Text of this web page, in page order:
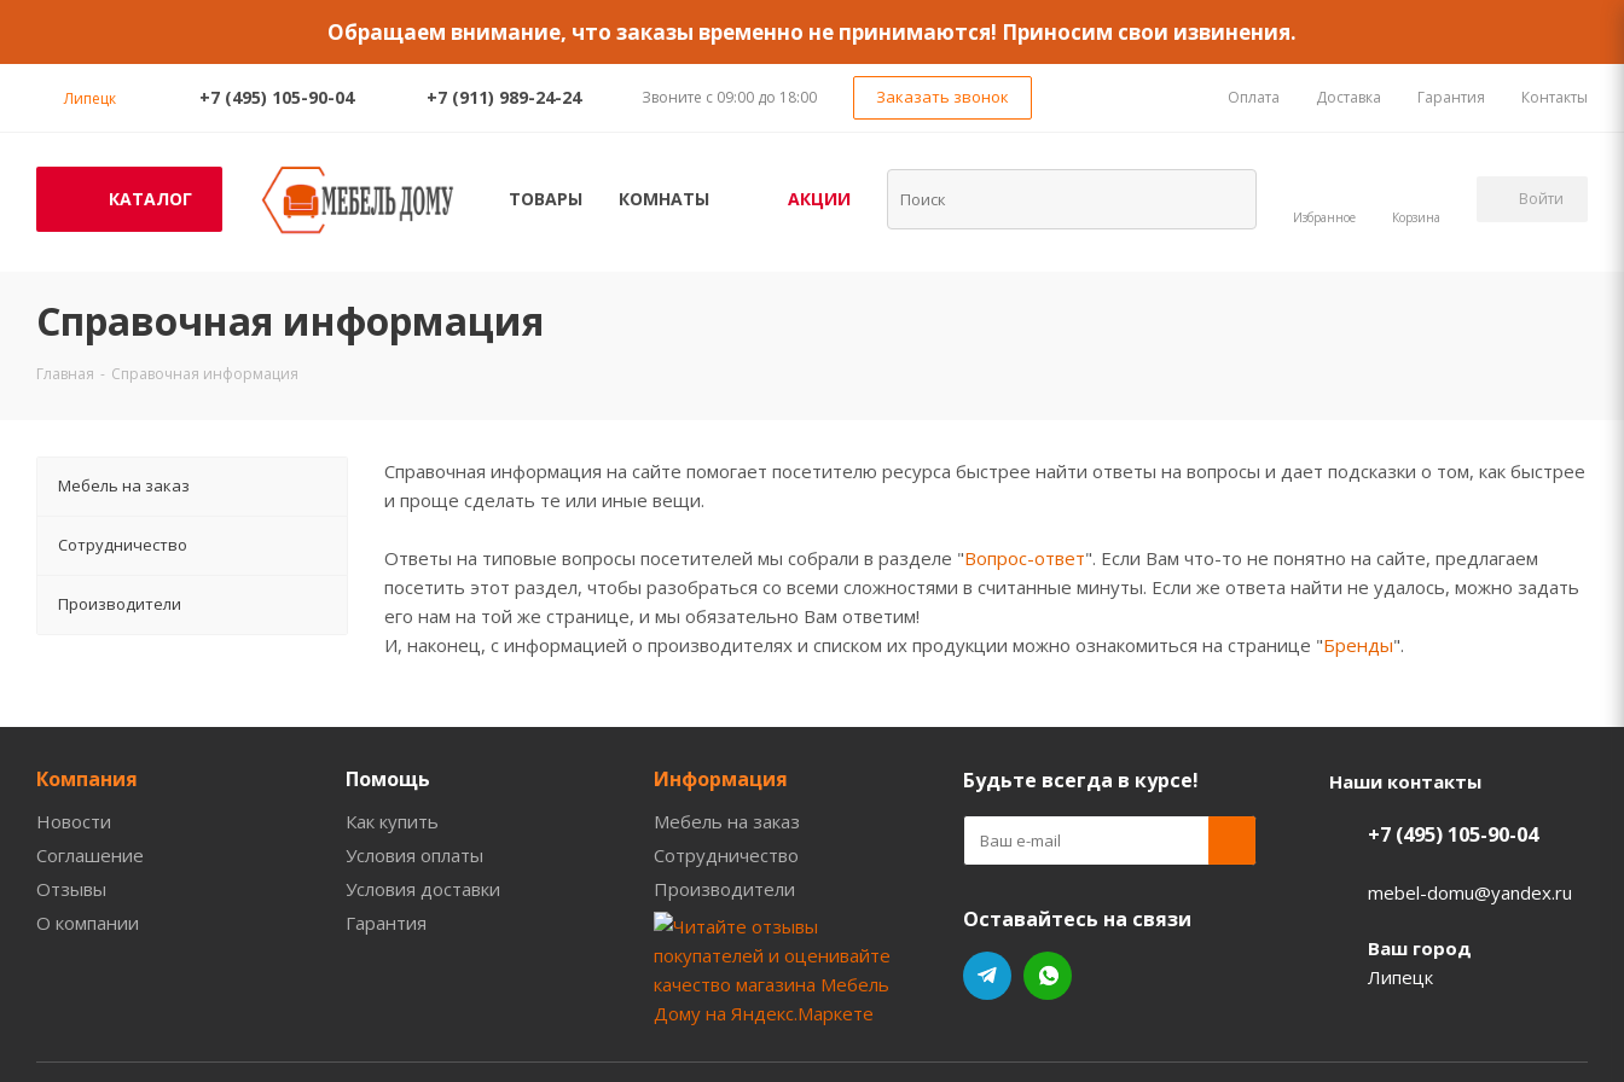
Обращаем внимание, что заказы временно не принимаются! Приносим свои извинения.
Липецк +7 (495) 105-90-04 +7 (911) 989-24-24 Звоните с 09:00 до 18:00 Заказать звонок Оплата Доставка Гарантия Контакты
КАТАЛОГ ТОВАРЫ КОМНАТЫ АКЦИИ
Избранное Корзина
Войти
Справочная информация
Главная - Справочная информация
Справочная информация на сайте помогает посетителю ресурса быстрее найти ответы на вопросы и дает подсказки о том, как быстрее
и проще сделать те или иные вещи.
Ответы на типовые вопросы посетителей мы собрали в разделе "Вопрос-ответ". Если Вам что-то не понятно на сайте, предлагаем
посетить этот раздел, чтобы разобраться со всеми сложностями в считанные минуты. Если же ответа найти не удалось, можно задать
его нам на той же странице, и мы обязательно Вам ответим!
И, наконец, с информацией о производителях и списком их продукции можно ознакомиться на странице "Бренды".
Мебель на заказ
Сотрудничество
Производители
Компания
Новости
Соглашение
Отзывы
О компании
Помощь
Как купить
Условия оплаты
Условия доставки
Гарантия
Информация
Мебель на заказ
Сотрудничество
Производители
Будьте всегда в курсе!
Оставайтесь на связи
Наши контакты
+7 (495) 105-90-04
mebel-domu@yandex.ru
Ваш город
Липецк